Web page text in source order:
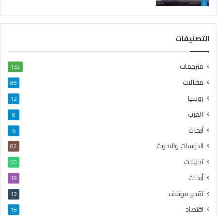
التصنيفات
مترجمات 132
مقالات 88
روسيا 12
الغرب 8
أبحاث 6
الدراسات والبحوث 82
تحليلات 50
أبحاث 19
تقدير موقف 12
اقتصاد 18